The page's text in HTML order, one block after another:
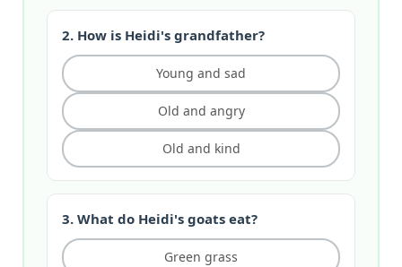
2. How is Heidi's grandfather?
Young and sad
Old and angry
Old and kind
3. What do Heidi's goats eat?
Green grass